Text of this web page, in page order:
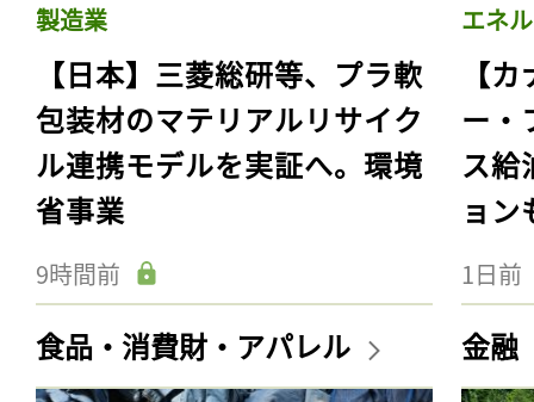
製造業
【日本】三菱総研等、プラ軟
包装材のマテリアルリサイク
ル連携モデルを実証へ。環境
省事業
9時間前
エネ
【
ー・
ス給
ョン
1日前
食品・消費財・アパレル 金融